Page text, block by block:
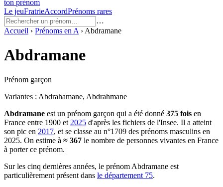
ton prénom
Le jeuFratrieAccordPrénoms rares
…
Accueil › Prénoms en A › Abdramane
Abdramane
Prénom garçon
Variantes : Abdrahamane, Abdrahmane
Abdramane est un prénom garçon qui a été donné 375 fois en
France entre 1900 et 2025 d'après les fichiers de l'Insee. Il a atteint
son pic en 2017, et se classe au n°1709 des prénoms masculins en
2025. On estime à ≈ 367 le nombre de personnes vivantes en France
à porter ce prénom.
Sur les cinq dernières années, le prénom Abdramane est
particulièrement présent dans le département 75.